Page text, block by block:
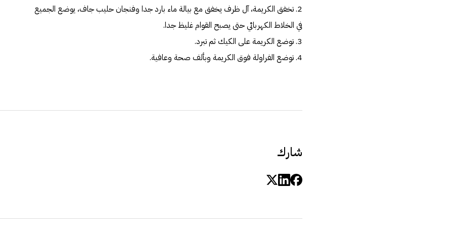
2. تخفق الكريمة، آل ظرف يخفق مع بيالة ماء بارد جدا وفنجان حليب جاف، يوضع الجميع
في الخلاط الكهربائي حتى يصبح القوام غليظ جدا.
3. توضع الكريمة على الكيك ثم تبرد.
4. توضع الفراولة فوق الكريمة وبألف صحة وعافية.
شارك